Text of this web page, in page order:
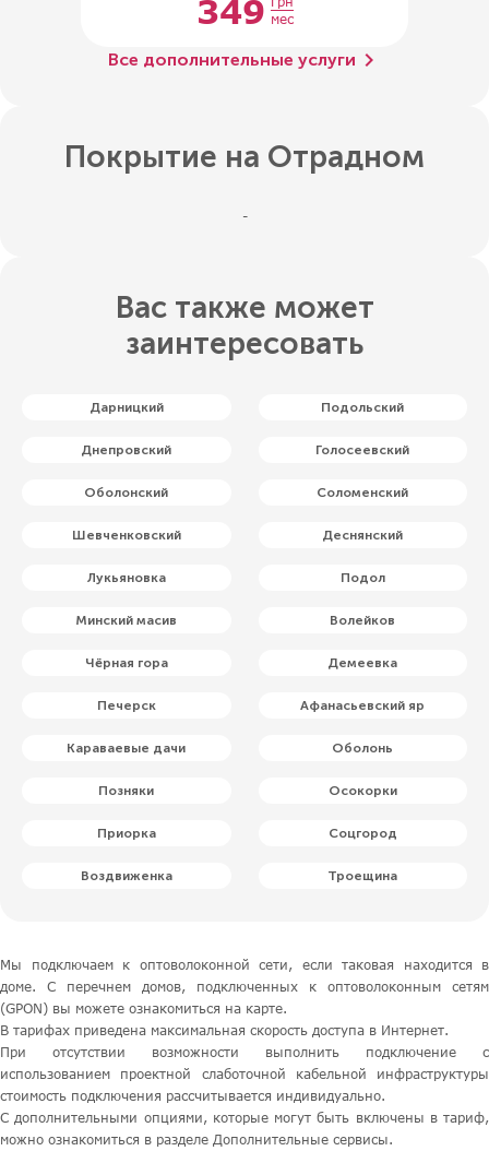
349 мес
Все дополнительные услуги chevron_right
Покрытие на Отрадном
-
Вас также может
заинтересовать
Дарницкий Подольский
Днепровский Голосеевский
Оболонский Соломенский
Шевченковский Деснянский
Лукьяновка Подол
Минский масив Волейков
Чёрная гора Демеевка
Печерск Афанасьевский яр
Караваевые дачи Оболонь
Позняки Осокорки
Приорка Соцгород
Воздвиженка Троещина
Мы подключаем к оптоволоконной сети, если таковая находится в
доме. С перечнем домов, подключенных к оптоволоконным сетям
(GPON) вы можете ознакомиться на карте.
В тарифах приведена максимальная скорость доступа в Интернет.
При отсутствии возможности выполнить подключение с
использованием проектной слаботочной кабельной инфраструктуры
стоимость подключения рассчитывается индивидуально.
С дополнительными опциями, которые могут быть включены в тариф,
можно ознакомиться в разделе Дополнительные сервисы.